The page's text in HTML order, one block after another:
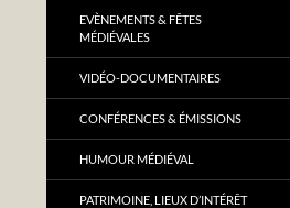
EVÈNEMENTS & FÊTES
MÉDIÉVALES
VIDÉO-DOCUMENTAIRES
CONFÉRENCES & ÉMISSIONS
HUMOUR MÉDIÉVAL
PATRIMOINE, LIEUX D’INTÉRÊT